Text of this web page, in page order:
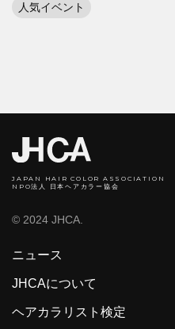
人気イベント
JAPAN HAIR COLOR ASSOCIATION
NPO法人 日本ヘアカラー協会
© 2024 JHCA.
ニュース
JHCAについて
ヘアカラリスト検定